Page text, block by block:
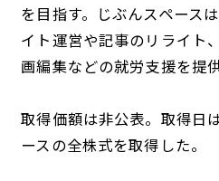
を目指す。じぶんスペース
イト運営や記事のリライト
画編集などの就労支援を提
取得価額は非公表。取得日
ースの全株式を取得した。